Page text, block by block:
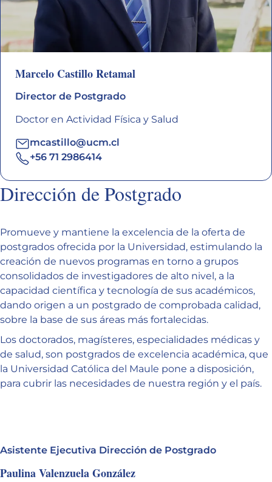
Marcelo Castillo Retamal
Director de Postgrado
Doctor en Actividad Física y Salud
mcastillo@ucm.cl
+56 71 2986414
Dirección de Postgrado
Promueve y mantiene la excelencia de la oferta de
postgrados ofrecida por la Universidad, estimulando la
creación de nuevos programas en torno a grupos
consolidados de investigadores de alto nivel, a la
capacidad científica y tecnología de sus académicos,
dando origen a un postgrado de comprobada calidad,
sobre la base de sus áreas más fortalecidas.
Los doctorados, magísteres, especialidades médicas y
de salud, son postgrados de excelencia académica, que
la Universidad Católica del Maule pone a disposición,
para cubrir las necesidades de nuestra región y el país.
Asistente Ejecutiva Dirección de Postgrado
Paulina Valenzuela González